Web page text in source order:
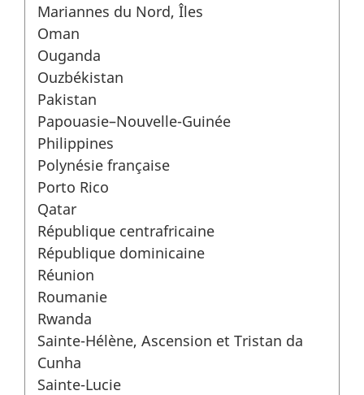
Mariannes du Nord, Îles
Oman
Ouganda
Ouzbékistan
Pakistan
Papouasie–Nouvelle-Guinée
Philippines
Polynésie française
Porto Rico
Qatar
République centrafricaine
République dominicaine
Réunion
Roumanie
Rwanda
Sainte-Hélène, Ascension et Tristan da
Cunha
Sainte-Lucie